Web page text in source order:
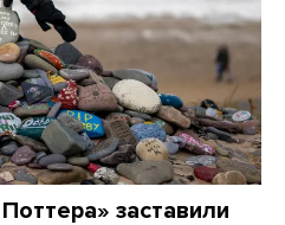
заставили